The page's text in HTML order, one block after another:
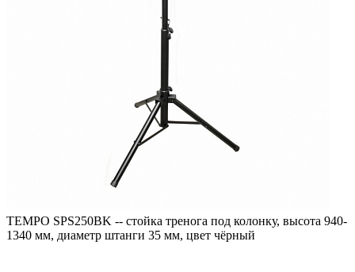
TEMPO SPS250BK -- стойка тренога под колонку, высота 940-
1340 мм, диаметр штанги 35 мм, цвет чёрный